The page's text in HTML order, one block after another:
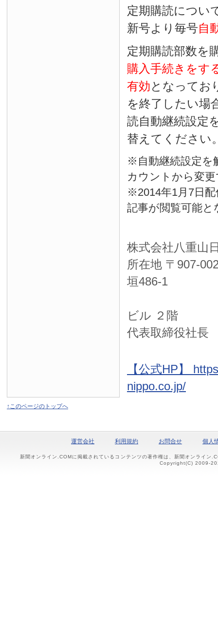
定期購読につい
新号より毎号自
定期購読部数を
購入手続きをす
有効となってお
を終了したい場
読自動継続設定
替えてください
※自動継続設定を
カウントから変
※2014年1月7日
記事が閲覧可能
株式会社八重山
所在地 〒 907-
垣486-1
ビル ２階
代表取締役社
【公式HP】
nippo.co.jp/
↑このページのトップへ
運営会社 利用規約 お問合せ 個人
新聞オンライン.COMに掲載されているコンテンツの著作権は、新聞オンライン
Copyright(C) 2009-